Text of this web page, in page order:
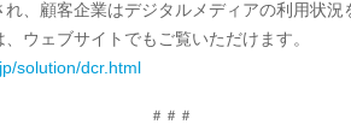
れ、顧客企業はデジタルメディアの利用状
ウェブサイトでもご覧いただけます。
solution/dcr.html
＃＃＃